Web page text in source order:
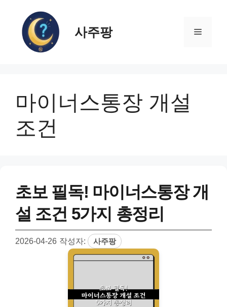
사주팡 메
마이너스통장 개설
조건
초보 필독! 마이너스통장 개
설 조건 5가지 총정리
2026-04-26 작성자: 사주팡